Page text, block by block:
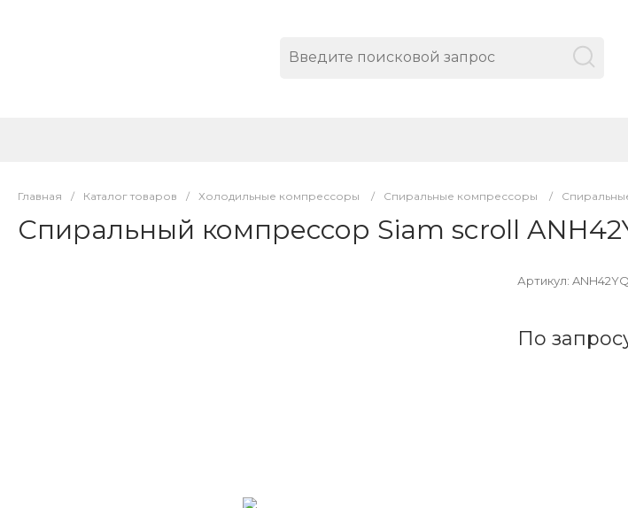
Главная / Каталог товаров / Холодильные компрессоры / Спиральные компрессоры /
Спиральный компрессор Siam scroll
Артикул:
По